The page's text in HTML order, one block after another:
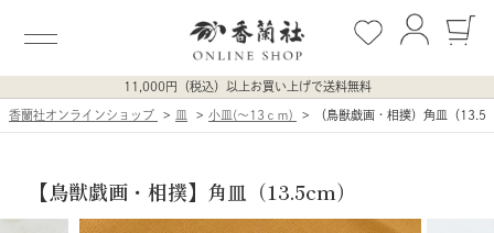
11,000円（税込）以上お買い上げで送料無料
香蘭社オンラインショップ 皿 小皿(〜13ｃｍ) （鳥獣戯画・相撲）角皿（
【鳥獣戯画・相撲】角皿（13.5cm）